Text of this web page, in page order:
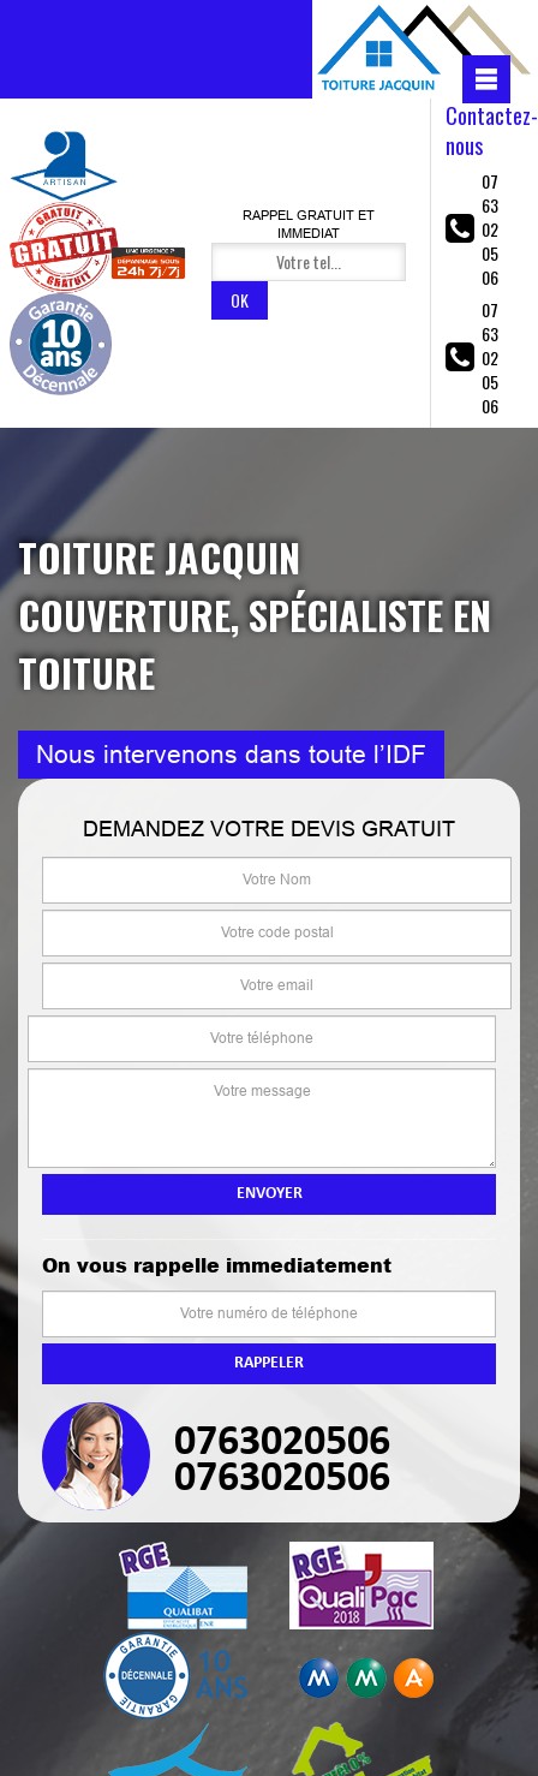
RAPPEL GRATUIT ET
IMMEDIAT
Contactez-
nous
07
63
02
05
06
07
63
02
05
06
TOITURE JACQUIN
COUVERTURE, SPÉCIALISTE EN
TOITURE
Nous intervenons dans toute l’IDF
DEMANDEZ VOTRE DEVIS GRATUIT
On vous rappelle immediatement
0763020506
0763020506